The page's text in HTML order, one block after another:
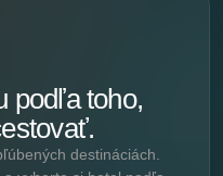
podľa toho,
destináciách.